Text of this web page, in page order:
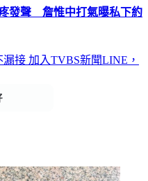
發聲 詹惟中打氣曝私下約
接